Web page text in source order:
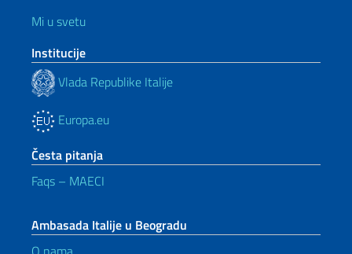
Mi u svetu
Institucije
Vlada Republike Italije
Europa.eu
Česta pitanja
Faqs – MAECI
Ambasada Italije u Beogradu